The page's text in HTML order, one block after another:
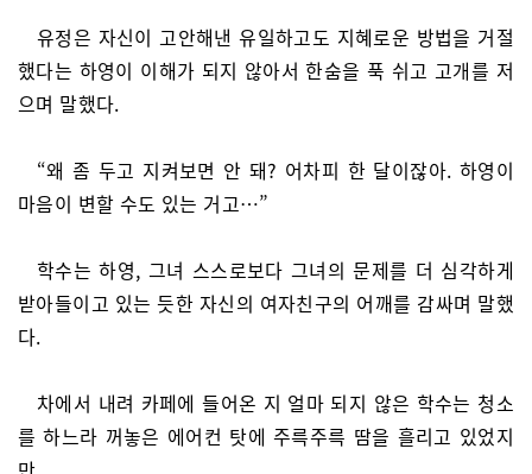
유정은 자신이 고안해낸 유일하고도 지혜로운 방법을 거절
했다는 하영이 이해가 되지 않아서 한숨을 푹 쉬고 고개를 저
으며 말했다.
“왜 좀 두고 지켜보면 안 돼? 어차피 한 달이잖아. 하영이
마음이 변할 수도 있는 거고…”
학수는 하영, 그녀 스스로보다 그녀의 문제를 더 심각하게
받아들이고 있는 듯한 자신의 여자친구의 어깨를 감싸며 말했
다.
차에서 내려 카페에 들어온 지 얼마 되지 않은 학수는 청소
를 하느라 꺼놓은 에어컨 탓에 주륵주륵 땀을 흘리고 있었지